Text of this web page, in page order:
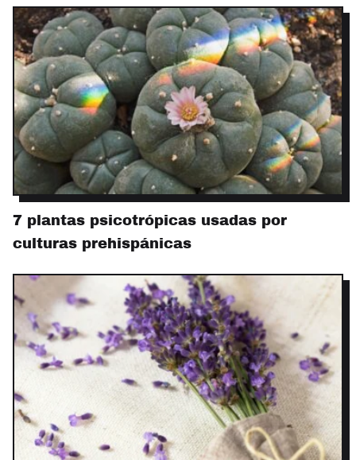
7 plantas psicotrópicas usadas por
culturas prehispánicas